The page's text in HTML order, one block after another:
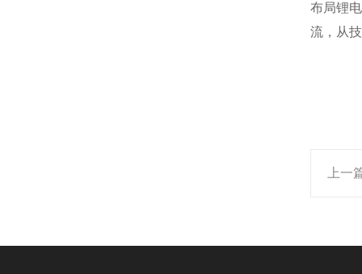
布局锂
流，从
上一